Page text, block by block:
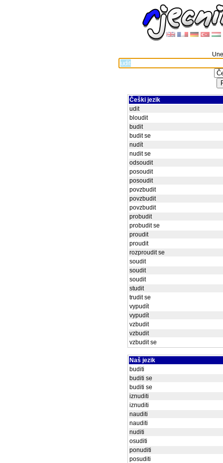
Češki jezik
udit
bloudit
budit
budit se
nudít
nudit se
odsoudit
posoudit
posoudit
povzbudit
povzbudit
povzbudit
probudit
probudit se
proudit
proudit
rozproudit se
soudit
soudit
soudit
studit
trudit se
vypudít
vypudít
vzbudit
vzbudit
vzbudit se
Naš jezik
buditi
buditi se
buditi se
iznuditi
iznuditi
nauditi
nauditi
nuditi
osuditi
ponuditi
posuditi